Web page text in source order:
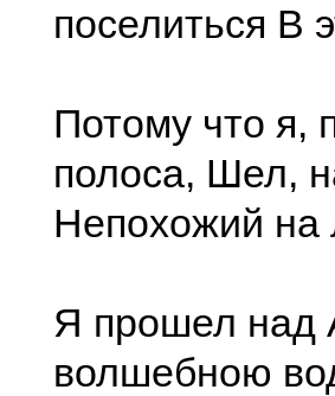
поселиться В
Потому что я,
полоса, Шел,
Непохожий на
Я прошел над
волшебною